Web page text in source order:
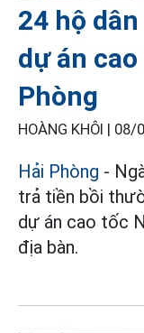
24 hộ
dự án
Phòng
HOÀNG KHÔI | 08/
Hải Phòng -
trả tiền bồi
dự án cao tốc
địa bàn.